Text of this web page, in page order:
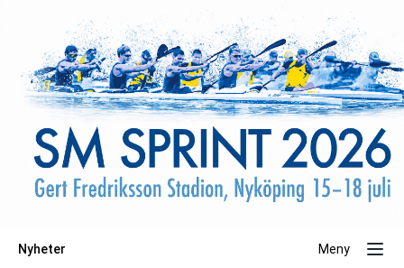
Nyheter Meny